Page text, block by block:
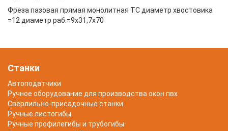
Фреза пазовая прямая монолитная TC диаметр хвостовика
=12 диаметр раб.=9x31,7x70
Станки
Автоподатчики
Ручное оборудование для производства окон пвх
Сверлильно-присадочные станки
Ручные листогибы
Ручные профилегибы и трубогибы